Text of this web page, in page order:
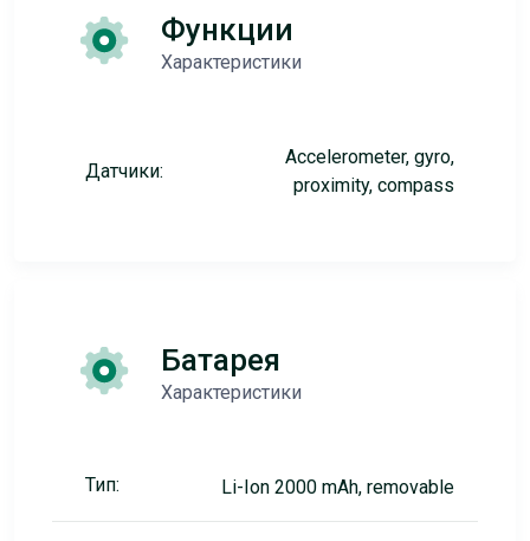
Функции
Характеристики
Датчики:
Accelerometer, gyro,
proximity, compass
Батарея
Характеристики
Тип: Li-Ion 2000 mAh, removable